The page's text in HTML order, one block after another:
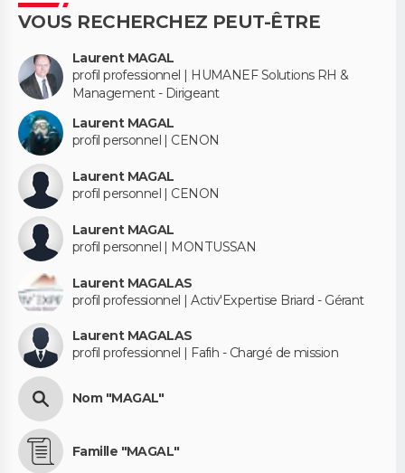
VOUS RECHERCHEZ PEUT-ÊTRE
Laurent MAGAL
profil professionnel | HUMANEF Solutions RH &
Management - Dirigeant
Laurent MAGAL
profil personnel | CENON
Laurent MAGAL
profil personnel | CENON
Laurent MAGAL
profil personnel | MONTUSSAN
Laurent MAGALAS
profil professionnel | Activ'Expertise Briard - Gérant
Laurent MAGALAS
profil professionnel | Fafih - Chargé de mission
Nom "MAGAL"
Famille "MAGAL"